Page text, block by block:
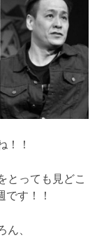
！！
とっても見どこ
す！！
ん、